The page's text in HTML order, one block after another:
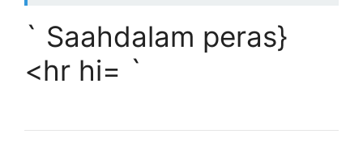
` Saahdalam peras}
<hr hi= `